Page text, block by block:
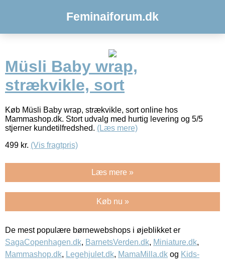
Feminaiforum.dk
Müsli Baby wrap,
strækvikle, sort
Køb Müsli Baby wrap, strækvikle, sort online hos
Mammashop.dk. Stort udvalg med hurtig levering og 5/5
stjerner kundetilfredshed. (Læs mere)
499 kr. (Vis fragtpris)
Læs mere »
Køb nu »
De mest populære børnewebshops i øjeblikket er
SagaCopenhagen.dk, BarnetsVerden.dk, Miniature.dk,
Mammashop.dk, Legehjulet.dk, MamaMilla.dk og Kids-